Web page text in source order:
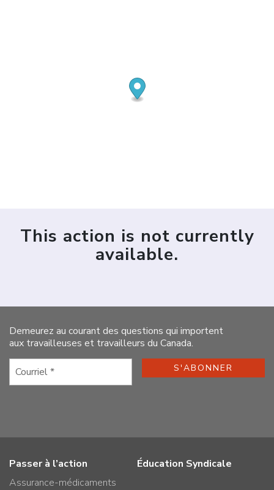
This action is not currently
available.
Demeurez au courant des questions qui importent
aux travailleuses et travailleurs du Canada.
Passer à l’action
Assurance-médicaments
Éducation Syndicale